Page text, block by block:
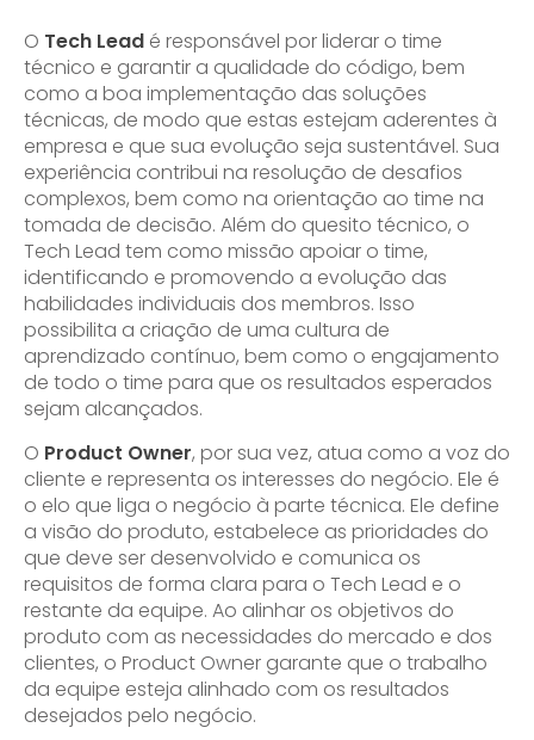
O Tech Lead é responsável por liderar o time
técnico e garantir a qualidade do código, bem
como a boa implementação das soluções
técnicas, de modo que estas estejam aderentes à
empresa e que sua evolução seja sustentável. Sua
experiência contribui na resolução de desafios
complexos, bem como na orientação ao time na
tomada de decisão. Além do quesito técnico, o
Tech Lead tem como missão apoiar o time,
identificando e promovendo a evolução das
habilidades individuais dos membros. Isso
possibilita a criação de uma cultura de
aprendizado contínuo, bem como o engajamento
de todo o time para que os resultados esperados
sejam alcançados.
O Product Owner, por sua vez, atua como a voz do
cliente e representa os interesses do negócio. Ele é
o elo que liga o negócio à parte técnica. Ele define
a visão do produto, estabelece as prioridades do
que deve ser desenvolvido e comunica os
requisitos de forma clara para o Tech Lead e o
restante da equipe. Ao alinhar os objetivos do
produto com as necessidades do mercado e dos
clientes, o Product Owner garante que o trabalho
da equipe esteja alinhado com os resultados
desejados pelo negócio.